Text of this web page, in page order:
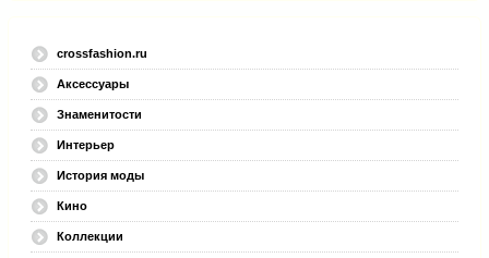
crossfashion.ru
Аксессуары
Знаменитости
Интерьер
История моды
Кино
Коллекции